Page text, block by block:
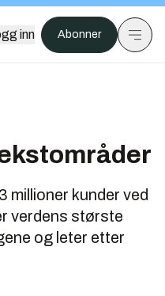
inn Abonner
millioner kunder ved
verdens største
og leter etter